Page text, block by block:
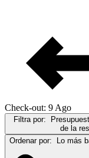
Check-out: 9 Ago
Filtra por:
de la
Ordenar por:
Lo más